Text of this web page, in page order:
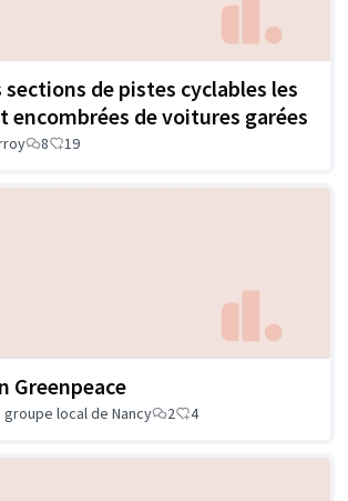
de pistes cyclables les
encombrées de voitures garées
8 19
Greenpeace
local de Nancy 2 4